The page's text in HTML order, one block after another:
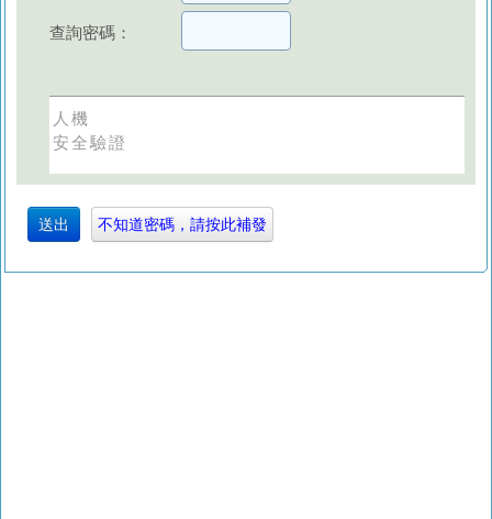
查詢密碼：
人機
安全驗證